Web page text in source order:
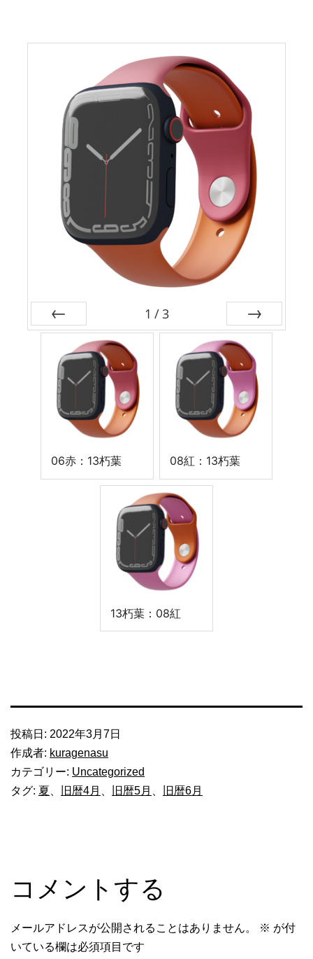
前
1 /3
次
06赤：13朽葉 08紅：13朽葉
13朽葉：08紅
投稿日: 2022年3月7日
作成者: kuragenasu
カテゴリー: Uncategorized
タグ: 夏 旧暦4月 旧暦5月 旧暦6月
コメントする
メールアドレスが公開されることはありません。 ※ が付
いている欄は必須項目です